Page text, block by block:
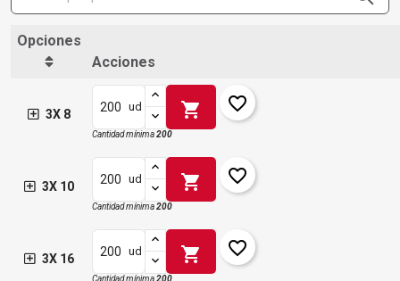
Opciones
Acciones
3X 8
ud shopping_cart favorite_border
Cantidad mínima200
3X 10
ud shopping_cart favorite_border
Cantidad mínima200
3X 16
ud shopping_cart favorite_border
Cantidad mínima200